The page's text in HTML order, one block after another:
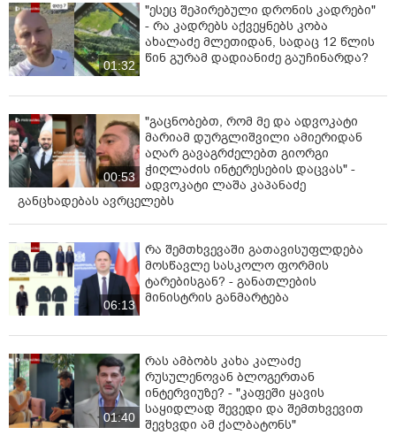
01:32
"ესეც შეპირებული დრონის კადრები"
- რა კადრებს აქვეყნებს კობა
ახალაძე მლეთიდან, სადაც 12 წლის
წინ გურამ დადიანიძე გაუჩინარდა?
00:53
"გაცნობებთ, რომ მე და ადვოკატი
მარიამ დურგლიშვილი ამიერიდან
აღარ გავაგრძელებთ გიორგი
ჭიღლაძის ინტერესების დაცვას" -
ადვოკატი ლაშა კაპანაძე
განცხადებას ავრცელებს
06:13
რა შემთხვევაში გათავისუფლდება
მოსწავლე სასკოლო ფორმის
ტარებისგან? - განათლების
მინისტრის განმარტება
01:40
რას ამბობს კახა კალაძე
რუსულენოვან ბლოგერთან
ინტერვიუზე? - "კაფეში ყავის
საყიდლად შევედი და შემთხვევით
შევხვდი ამ ქალბატონს"